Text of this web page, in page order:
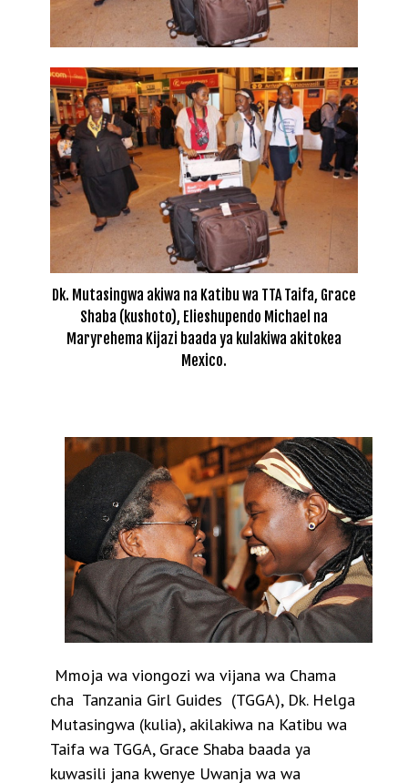
Dk. Mutasingwa akiwa na Katibu wa TTA Taifa, Grace
Shaba (kushoto), Elieshupendo Michael na
Maryrehema Kijazi baada ya kulakiwa akitokea
Mexico.
Mmoja wa viongozi wa vijana wa Chama
cha Tanzania Girl Guides (TGGA), Dk. Helga
Mutasingwa (kulia), akilakiwa na Katibu wa
Taifa wa TGGA, Grace Shaba baada ya
kuwasili jana kwenye Uwanja wa wa